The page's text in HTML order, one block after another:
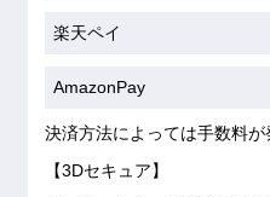
楽天ペイ
AmazonPay
決済方法によっては手数料が
【3Dセキュア】